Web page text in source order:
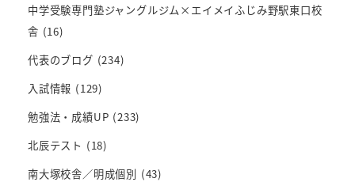
中学受験専門塾ジャングルジム×エイメイふじみ野駅東口校
舎 (16)
代表のブログ (234)
入試情報 (129)
勉強法・成績UP (233)
北辰テスト (18)
南大塚校舎／明成個別 (43)